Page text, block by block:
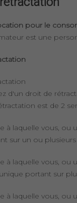
pour le
est une
d'un droit de
est de 2
à laquelle vous,
sur un ou
à laquelle vous,
portant sur
à laquelle vous,